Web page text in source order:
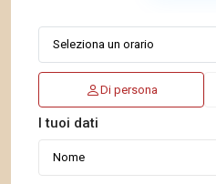
Di persona
I tuoi dati